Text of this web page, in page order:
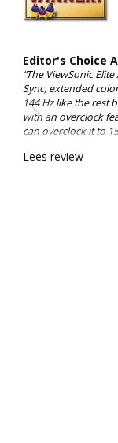
Editor's Choice
“The ViewSonic
Sync, extended
144 Hz like the rest
with an overclock
can overclock it to
Lees review